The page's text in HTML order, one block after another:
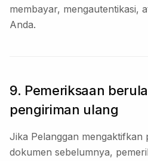
membayar, mengautentikasi,
Anda.
9. Pemeriksaan
pengiriman ulang
Jika Pelanggan mengaktifkan
dokumen sebelumnya,